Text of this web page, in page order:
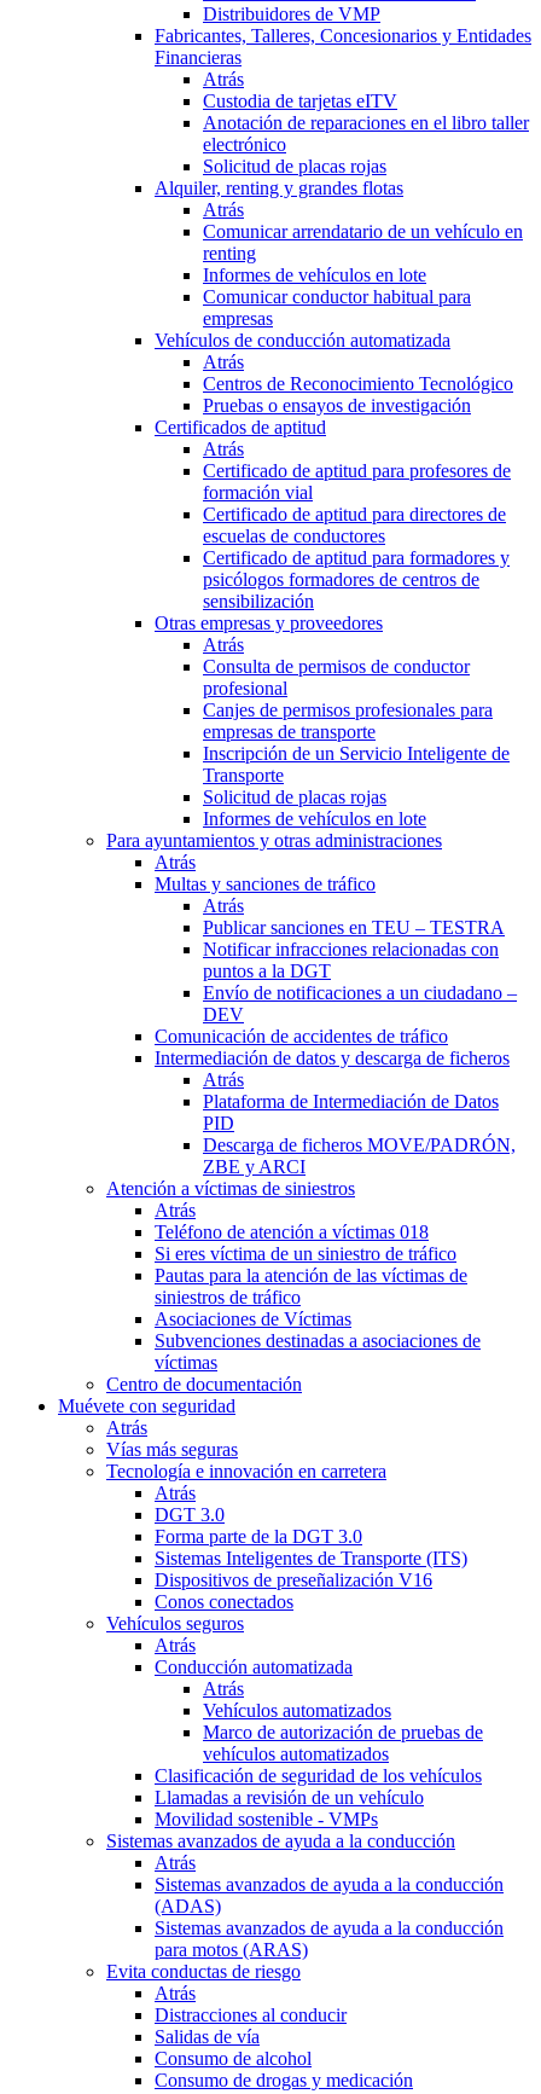
Distribuidores de VMP
Fabricantes, Talleres, Concesionarios y Entidades
Financieras
Atrás
Custodia de tarjetas eITV
Anotación de reparaciones en el libro taller
electrónico
Solicitud de placas rojas
Alquiler, renting y grandes flotas
Atrás
Comunicar arrendatario de un vehículo en
renting
Informes de vehículos en lote
Comunicar conductor habitual para
empresas
Vehículos de conducción automatizada
Atrás
Centros de Reconocimiento Tecnológico
Pruebas o ensayos de investigación
Certificados de aptitud
Atrás
Certificado de aptitud para profesores de
formación vial
Certificado de aptitud para directores de
escuelas de conductores
Certificado de aptitud para formadores y
psicólogos formadores de centros de
sensibilización
Otras empresas y proveedores
Atrás
Consulta de permisos de conductor
profesional
Canjes de permisos profesionales para
empresas de transporte
Inscripción de un Servicio Inteligente de
Transporte
Solicitud de placas rojas
Informes de vehículos en lote
Para ayuntamientos y otras administraciones
Atrás
Multas y sanciones de tráfico
Atrás
Publicar sanciones en TEU – TESTRA
Notificar infracciones relacionadas con
puntos a la DGT
Envío de notificaciones a un ciudadano –
DEV
Comunicación de accidentes de tráfico
Intermediación de datos y descarga de ficheros
Atrás
Plataforma de Intermediación de Datos
PID
Descarga de ficheros MOVE/PADRÓN,
ZBE y ARCI
Atención a víctimas de siniestros
Atrás
Teléfono de atención a víctimas 018
Si eres víctima de un siniestro de tráfico
Pautas para la atención de las víctimas de
siniestros de tráfico
Asociaciones de Víctimas
Subvenciones destinadas a asociaciones de
víctimas
Centro de documentación
Muévete con seguridad
Atrás
Vías más seguras
Tecnología e innovación en carretera
Atrás
DGT 3.0
Forma parte de la DGT 3.0
Sistemas Inteligentes de Transporte (ITS)
Dispositivos de preseñalización V16
Conos conectados
Vehículos seguros
Atrás
Conducción automatizada
Atrás
Vehículos automatizados
Marco de autorización de pruebas de
vehículos automatizados
Clasificación de seguridad de los vehículos
Llamadas a revisión de un vehículo
Movilidad sostenible - VMPs
Sistemas avanzados de ayuda a la conducción
Atrás
Sistemas avanzados de ayuda a la conducción
(ADAS)
Sistemas avanzados de ayuda a la conducción
para motos (ARAS)
Evita conductas de riesgo
Atrás
Distracciones al conducir
Salidas de vía
Consumo de alcohol
Consumo de drogas y medicación